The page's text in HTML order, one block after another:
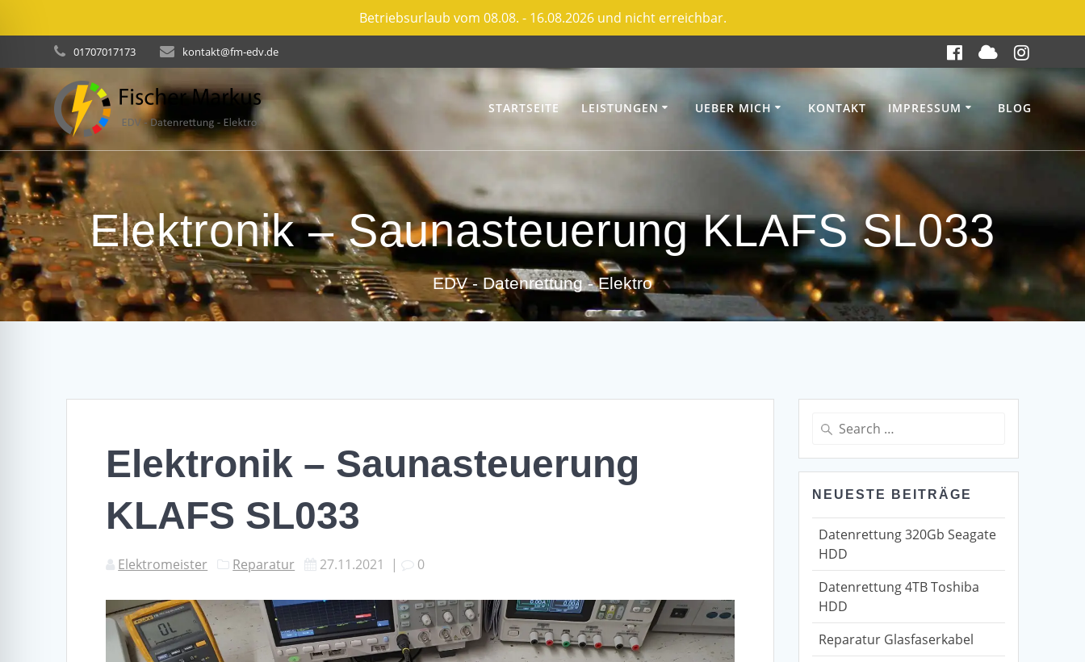
Betriebsurlaub vom 08.08. - 16.08.2026 und nicht erreichbar.
to
content
01707017173 kontakt@fm-edv.de
STARTSEITE LEISTUNGEN UEBER MICH KONTAKT IMPRESSUM BLOG
Elektronik – Saunasteuerung KLAFS SL033
EDV - Datenrettung - Elektro
Elektronik – Saunasteuerung
KLAFS SL033
Elektromeister Reparatur 27.11.2021 | 0
Search
for:
NEUESTE BEITRÄGE
Datenrettung 320Gb Seagate
HDD
Datenrettung 4TB Toshiba
HDD
Reparatur Glasfaserkabel